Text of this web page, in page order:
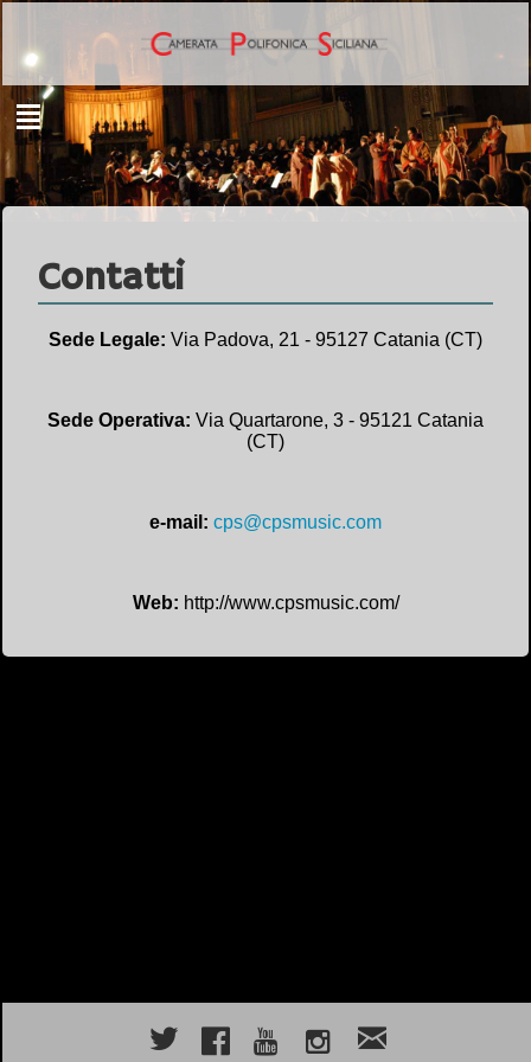
Contatti
Sede Legale: Via Padova, 21 - 95127 Catania (CT)
Sede Operativa: Via Quartarone, 3 - 95121 Catania
(CT)
e-mail: cps@cpsmusic.com
Web: http://www.cpsmusic.com/